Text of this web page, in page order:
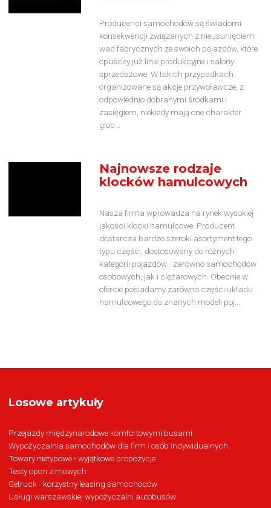
Producenci samochodów są świadomi
konsekwencji związanych z nieusunięciem
wad fabrycznych ze swoich pojazdów, które
opuściły już linie produkcyjne i salony
sprzedażowe. W takich przypadkach
organizowane są akcje przywoławcze, z
odpowiednio dobranymi środkami i
zasięgiem, niekiedy mają one charakter
glob...
Najnowsze rodzaje
klocków hamulcowych
Nasza firma wprowadza na rynek wysokiej
jakości klocki hamulcowe. Producent
dostarcza bardzo szeroki asortyment tego
typu części, dostosowany do różnych
kategorii pojazdów - zarówno samochodów
osobowych, jak i ciężarowych. Obecnie w
ofercie posiadamy zarówno części układu
hamulcowego do znanych modeli poj...
Losowe artykuły
Przejazdy międzynarodowe komfortowymi busami
Wypożyczalnia samochodów dla firm i osób indywidualnych.
Towary nietypowe - wyjątkowe propozycje
Testy opon zimowych
Getruck - korzystny leasing samochodów
Usługi warszawskiej wypożyczalni autobusów